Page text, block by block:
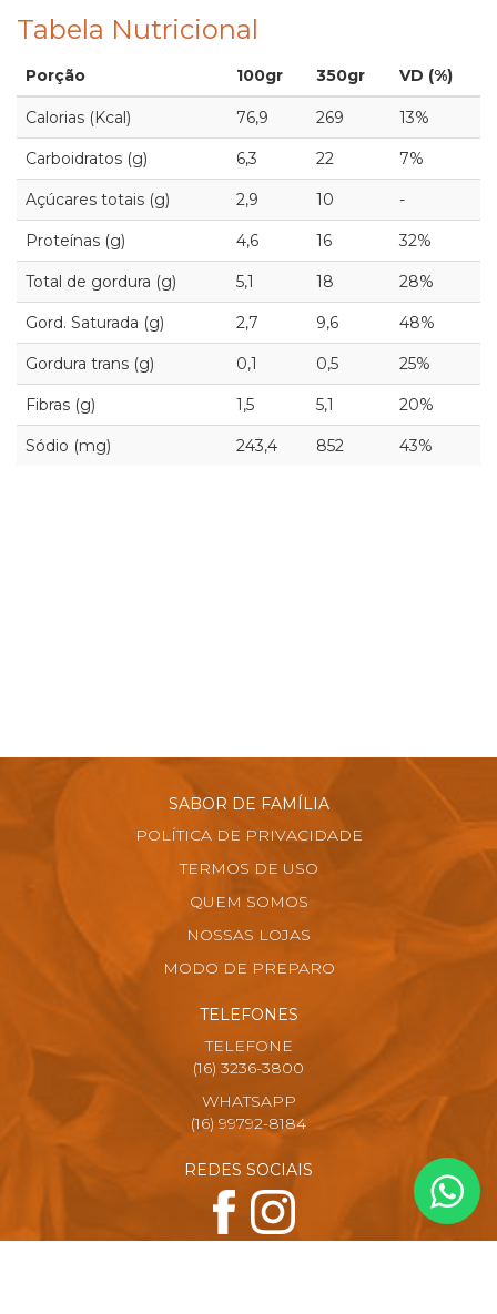
Tabela Nutricional
Porção 100gr 350gr VD (%)
Calorias (Kcal) 76,9 269 13%
Carboidratos (g) 6,3 22 7%
Açúcares totais (g) 2,9 10 -
Proteínas (g) 4,6 16 32%
Total de gordura (g) 5,1 18 28%
Gord. Saturada (g) 2,7 9,6 48%
Gordura trans (g) 0,1 0,5 25%
Fibras (g) 1,5 5,1 20%
Sódio (mg) 243,4 852 43%
SABOR DE FAMÍLIA
POLÍTICA DE PRIVACIDADE
TERMOS DE USO
QUEM SOMOS
NOSSAS LOJAS
MODO DE PREPARO
TELEFONES
TELEFONE
(16) 3236-3800
WHATSAPP
(16) 99792-8184
REDES SOCIAIS